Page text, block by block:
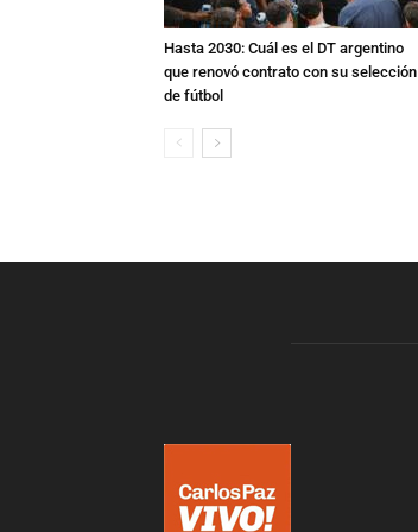
Hasta 2030: Cuál es el DT argentino
que renovó contrato con su selección
de fútbol